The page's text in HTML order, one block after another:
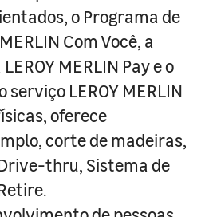
o Programa de
Com Você, a
MERLIN Pay e o
serviço LEROY MERLIN
oferece
corte de madeiras,
thru, Sistema de